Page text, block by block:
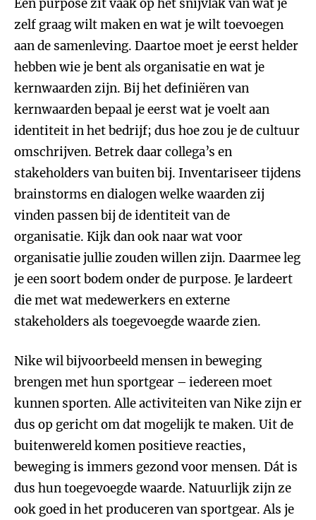
Een purpose zit vaak op het snijvlak van wat je
zelf graag wilt maken en wat je wilt toevoegen
aan de samenleving. Daartoe moet je eerst helder
hebben wie je bent als organisatie en wat je
kernwaarden zijn. Bij het definiëren van
kernwaarden bepaal je eerst wat je voelt aan
identiteit in het bedrijf; dus hoe zou je de cultuur
omschrijven. Betrek daar collega’s en
stakeholders van buiten bij. Inventariseer tijdens
brainstorms en dialogen welke waarden zij
vinden passen bij de identiteit van de
organisatie. Kijk dan ook naar wat voor
organisatie jullie zouden willen zijn. Daarmee leg
je een soort bodem onder de purpose. Je lardeert
die met wat medewerkers en externe
stakeholders als toegevoegde waarde zien.
Nike wil bijvoorbeeld mensen in beweging
brengen met hun sportgear – iedereen moet
kunnen sporten. Alle activiteiten van Nike zijn er
dus op gericht om dat mogelijk te maken. Uit de
buitenwereld komen positieve reacties,
beweging is immers gezond voor mensen. Dát is
dus hun toegevoegde waarde. Natuurlijk zijn ze
ook goed in het produceren van sportgear. Als je